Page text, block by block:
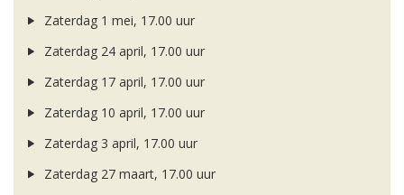
Zaterdag 1 mei, 17.00 uur
Zaterdag 24 april, 17.00 uur
Zaterdag 17 april, 17.00 uur
Zaterdag 10 april, 17.00 uur
Zaterdag 3 april, 17.00 uur
Zaterdag 27 maart, 17.00 uur